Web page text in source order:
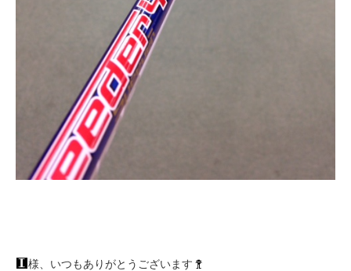
様、いつもありがとうございます